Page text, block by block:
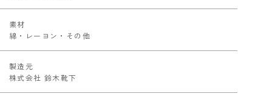
素材
綿・レーヨン・その他
製造元
株式会社 鈴木靴下